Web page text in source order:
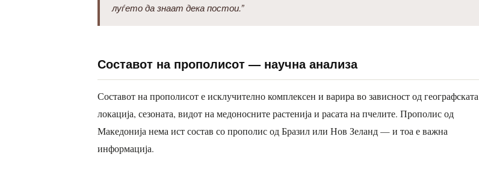
луѓето да знаат дека постои.”
Составот на прополисот — научна анализа
Составот на прополисот е исклучително комплексен и варира во зависност од географската
локација, сезоната, видот на медоносните растенија и расата на пчелите. Прополис од
Македонија нема ист состав со прополис од Бразил или Нов Зеланд — и тоа е важна
информација.